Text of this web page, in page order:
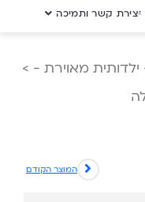
יצירת קשר ותמיכה
ילדותית מאוירת - >
המוצר הקודם